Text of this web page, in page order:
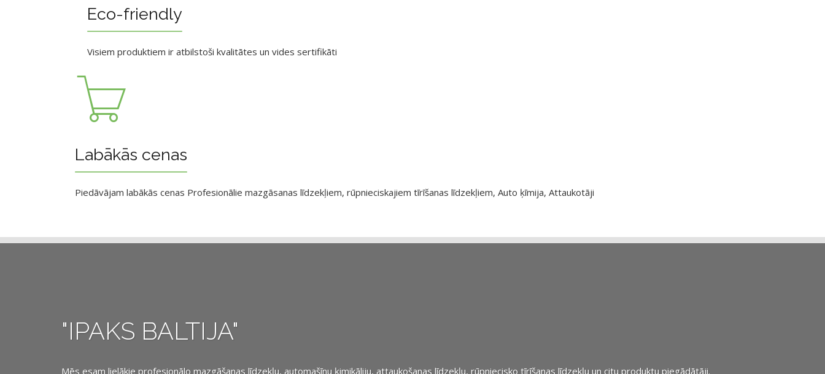
Eco-friendly
Visiem produktiem ir atbilstoši kvalitātes un vides sertifikāti
Labākās cenas
Piedāvājam labākās cenas Profesionālie mazgāsanas līdzekļiem, rūpnieciskajiem tīrīšanas līdzekļiem, Auto ķīmija, Attaukotāji
"IPAKS BALTIJA"
Mēs esam lielākie profesionālo mazgāšanas līdzekļu, automašīnu ķimikāliju, attaukošanas līdzekļu, rūpniecisko tīrīšanas līdzekļu un citu produktu piegādātāji.